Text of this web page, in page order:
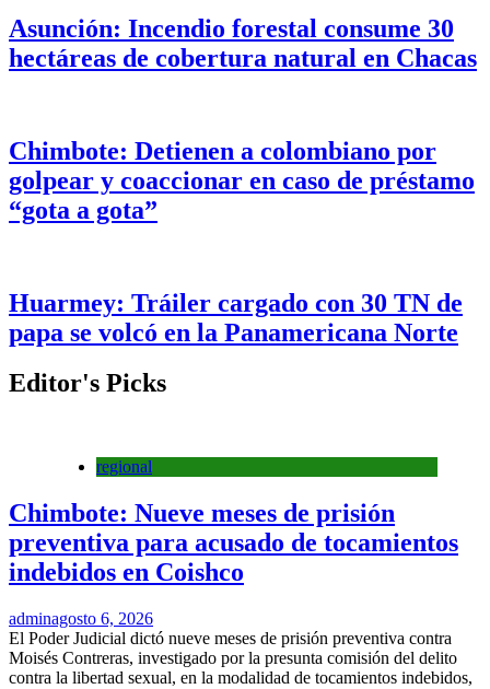
Asunción: Incendio forestal consume 30
hectáreas de cobertura natural en Chacas
Chimbote: Detienen a colombiano por
golpear y coaccionar en caso de préstamo
“gota a gota”
Huarmey: Tráiler cargado con 30 TN de
papa se volcó en la Panamericana Norte
Editor's Picks
regional
Chimbote: Nueve meses de prisión
preventiva para acusado de tocamientos
indebidos en Coishco
adminagosto 6, 2026
El Poder Judicial dictó nueve meses de prisión preventiva contra
Moisés Contreras, investigado por la presunta comisión del delito
contra la libertad sexual, en la modalidad de tocamientos indebidos,